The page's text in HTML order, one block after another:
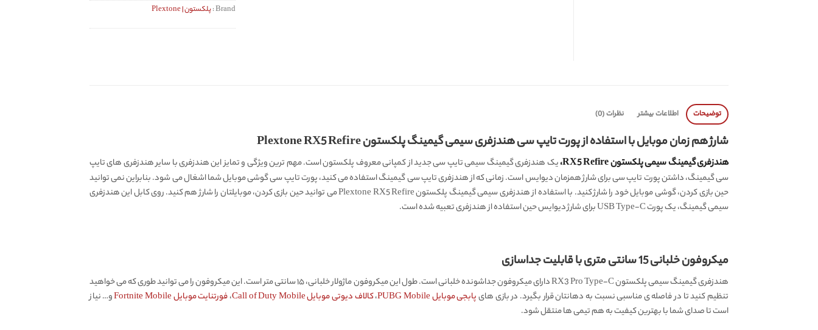
Brand : پلکستون | Plextone
توضیحات اطلاعات بیشتر نظرات (0)
شارژ هم زمان موبایل با استفاده از پورت تایپ سی هندزفری سیمی گیمینگ پلکستون Plextone RX5 Refire
هندزفری گیمینگ سیمی پلکستون RX5 Refire،
یک هندزفری گیمینگ سیمی تایپ سی جدید از کمپانی معروف پلکستون است. مهم ترین ویژگی و تمایز این هندزفری با سایر هندزفری های تایپ
سی گیمینگ، داشتن پورت تایپ سی برای شارژ همزمان دیوایس است. زمانی که از هندزفری تایپ سی گیمینگ استفاده می کنید، پورت تایپ سی گوشی موبایل شما اشغال می شود. بنابراین نمی توانید
حین بازی کردن، گوشی موبایل خود را شارژ کنید. با استفاده از هندزفری سیمی گیمینگ پلکستون Plextone RX5 Refire می توانید حین بازی کردن، موبایلتان را شارژ هم کنید. روی کابل این هندزفری
سیمی گیمینگ، یک پورت USB Type-C برای شارژ دیوایس حین استفاده از هندزفری تعبیه شده است.
میکروفون خلبانی 15 سانتی متری با قابلیت جداسازی
هندزفری گیمینگ سیمی پلکستون RX3 Pro Type-C دارای میکروفون جداشونده خلبانی است. طول این میکروفون ماژولار خلبانی، ۱۵ سانتی متر است. این میکروفون را می توانید طوری که می خواهید
تنظیم کنید تا در فاصله ی مناسبی نسبت به دهانتان قرار بگیرد. در بازی هایپابجی موبایل PUBG Mobile ،کالاف دیوتی موبایل Call of Duty Mobile ،فورتنایت موبایل Fortnite Mobile
و… نیاز
است تا صدای شما با بهترین کیفیت به هم تیمی ها منتقل شود.